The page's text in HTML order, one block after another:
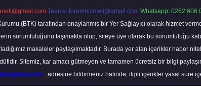
Teams: forumhizmeti@gmail.com Whatsapp: 0262 606
(BTK) tarafından onaylanmış bir Yer Sağlayıcı olarak hizmet
sorumluluğunu taşımakta olup, siteye üye olarak bu sorumluluğu
makaleler paylaşılmaktadır. Burada yer alan içerikler haber
Sitemiz, kar amacı gütmeyen ve tamamen ücretsiz bir bilgi
adresine bildirmeniz halinde, ilgili içerikler yasal süre